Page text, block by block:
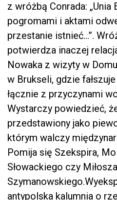
z wróżbą Conrada: „Unia
pogromami i aktami
przestanie istnieć…”.
potwierdza inaczej
Nowaka z wizyty w
w Brukseli, gdzie
łącznie z przyczynami
Wystarczy powiedzieć,
przedstawiony jako
którym walczy
Pomija się Szekspira,
Słowackiego czy
antypolska kalumnia o